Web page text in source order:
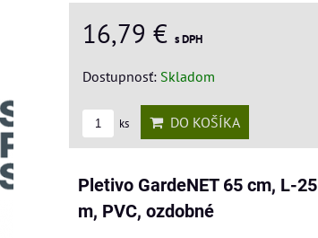
16,79 € s DPH
Dostupnosť: Skladom
ks DO KOŠÍKA
Pletivo GardeNET 65 cm, L-25
m, PVC, ozdobné